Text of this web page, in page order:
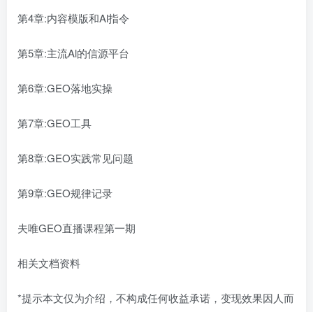
第4章:内容模版和Al指令
第5章:主流Al的信源平台
第6章:GEO落地实操
第7章:GEO工具
第8章:GEO实践常见问题
第9章:GEO规律记录
夫唯GEO直播课程第一期
相关文档资料
*提示本文仅为介绍，不构成任何收益承诺，变现效果因人而